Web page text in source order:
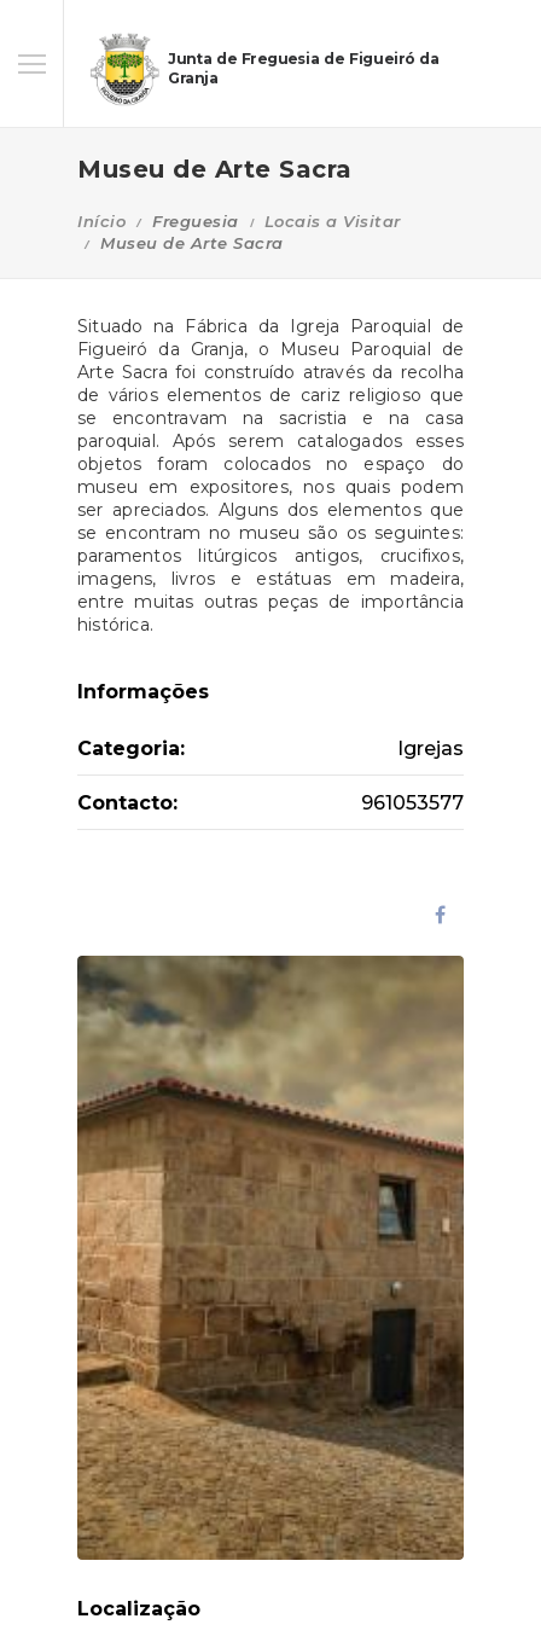
Junta de Freguesia de Figueiró da
Granja
Museu de Arte Sacra
Início Freguesia
Locais a Visitar
Museu de Arte Sacra
Situado na Fábrica da Igreja Paroquial de
Figueiró da Granja, o Museu Paroquial de
Arte Sacra foi construído através da recolha
de vários elementos de cariz religioso que
se encontravam na sacristia e na casa
paroquial. Após serem catalogados esses
objetos foram colocados no espaço do
museu em expositores, nos quais podem
ser apreciados. Alguns dos elementos que
se encontram no museu são os seguintes:
paramentos litúrgicos antigos, crucifixos,
imagens, livros e estátuas em madeira,
entre muitas outras peças de importância
histórica.
Informações
Categoria: Igrejas
Contacto: 961053577
Localização